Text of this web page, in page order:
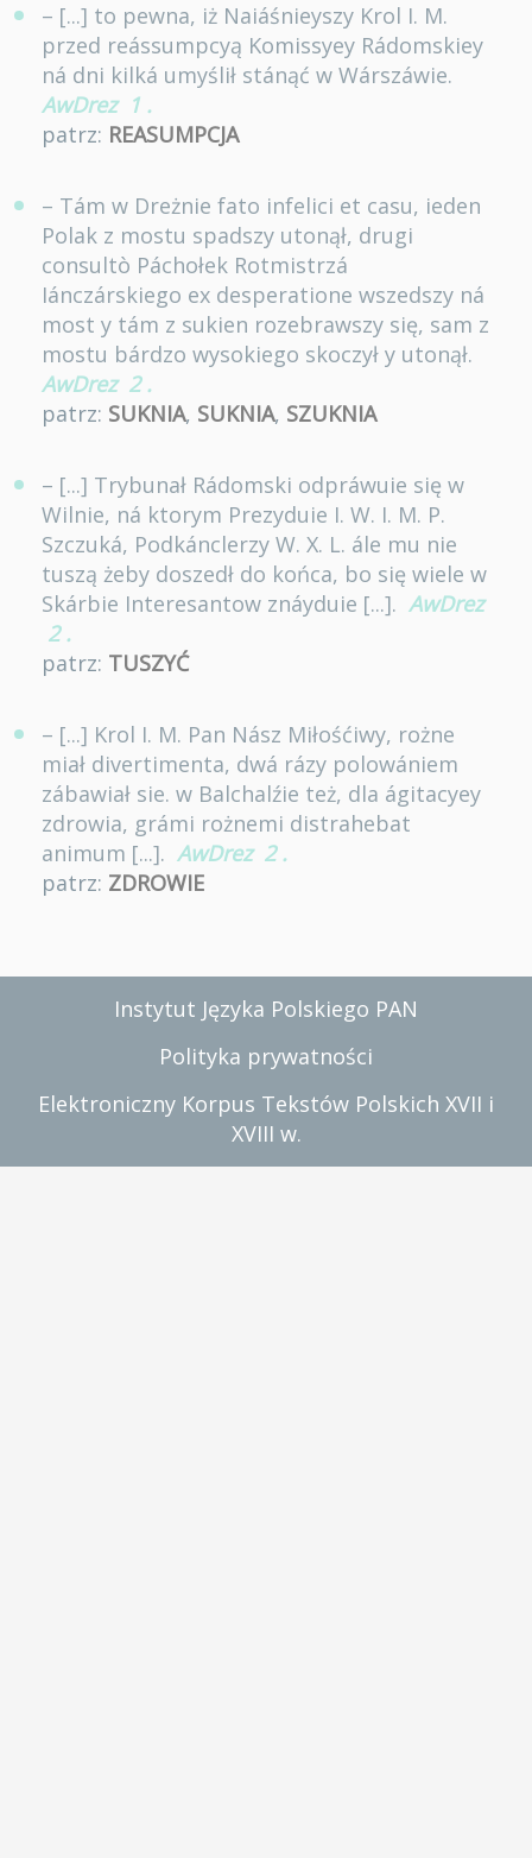
– [...] to pewna, iż Naiáśnieyszy Krol I. M.
przed reássumpcyą Komissyey Rádomskiey
ná dni kilká umyślił stánąć w Wárszáwie.
AwDrez 1 .
patrz: REASUMPCJA
– Tám w Dreżnie fato infelici et casu, ieden
Polak z mostu spadszy utonął, drugi
consultò Páchołek Rotmistrzá
Iánczárskiego ex desperatione wszedszy ná
most y tám z sukien rozebrawszy się, sam z
mostu bárdzo wysokiego skoczył y utonął.
AwDrez 2 .
patrz: SUKNIA, SUKNIA, SZUKNIA
– [...] Trybunał Rádomski odpráwuie się w
Wilnie, ná ktorym Prezyduie I. W. I. M. P.
Szczuká, Podkánclerzy W. X. L. ále mu nie
tuszą żeby doszedł do końca, bo się wiele w
Skárbie Interesantow znáyduie [...]. AwDrez
2 .
patrz: TUSZYĆ
– [...] Krol I. M. Pan Nász Miłośćiwy, rożne
miał divertimenta, dwá rázy polowániem
zábawiał sie. w Balchalźie też, dla ágitacyey
zdrowia, grámi rożnemi distrahebat
animum [...]. AwDrez 2 .
patrz: ZDROWIE
Instytut Języka Polskiego PAN
Polityka prywatności
Elektroniczny Korpus Tekstów Polskich XVII i
XVIII w.